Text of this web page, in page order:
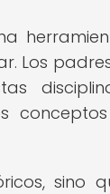
Los
sino